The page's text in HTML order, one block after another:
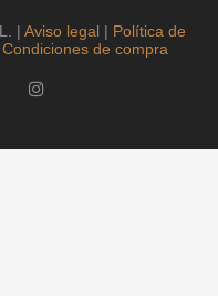
| Aviso legal| Política de
Condiciones de compra